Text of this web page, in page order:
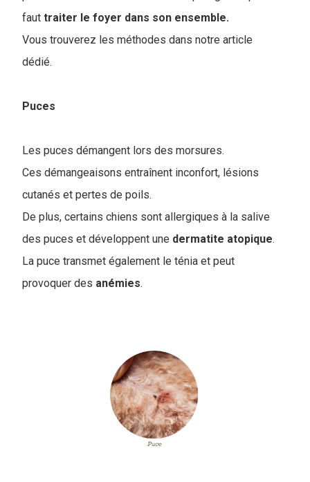
faut traiter le foyer dans son ensemble.
Vous trouverez les méthodes dans notre article
dédié.
Puces
Les puces démangent lors des morsures.
Ces démangeaisons entraînent inconfort, lésions
cutanés et pertes de poils.
De plus, certains chiens sont allergiques à la salive
des puces et développent une dermatite atopique.
La puce transmet également le ténia et peut
provoquer des anémies.